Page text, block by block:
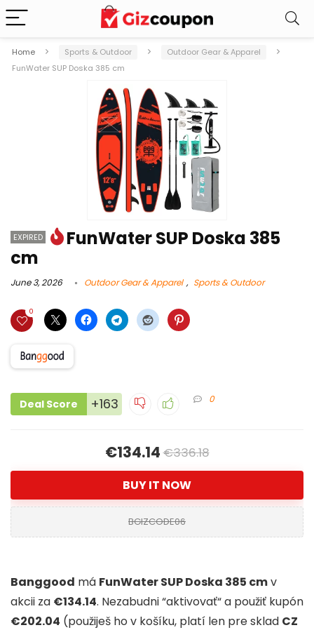
Home Sports & Outdoor
Outdoor Gear & Apparel
FunWater SUP Doska 385 cm
EXPIRED
FunWater SUP Doska 385
cm
June 3, 2026 Outdoor Gear & Apparel , Sports & Outdoor
0
Deal Score +163 0
€134.14€336.18
BUY IT NOW
BGIZCODE06
Banggood má FunWater SUP Doska 385 cmv
akcii za €134.14. Nezabudni “aktivovať“ a použiť kupón
€202.04 (použiješ ho v košíku, platí len pre sklad CZ